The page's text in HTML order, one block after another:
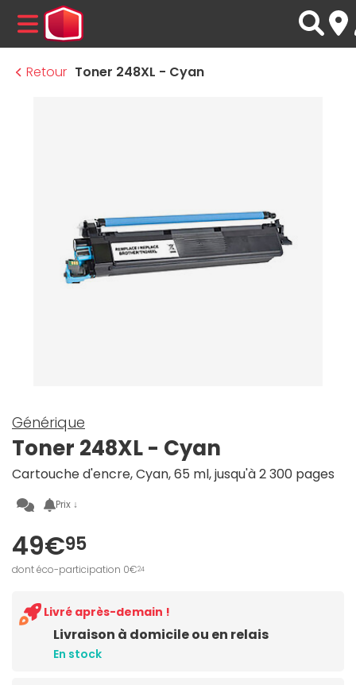
MENU
Retour Toner 248XL - Cyan
Générique
Toner 248XL - Cyan
Cartouche d'encre, Cyan, 65 ml, jusqu'à 2 300 pages
Prix ↓
49€95
dont éco-participation 0€24
Livraison à domicile ou en relais
En stock
Livré après-demain !